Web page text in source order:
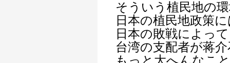
そういう植民地の
日本の植民地政策
日本の敗戦によっ
台湾の支配者が蒋